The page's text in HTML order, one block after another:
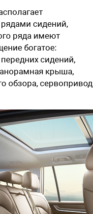
сидений,
ряда имеют
богатое:
сидений,
крыша,
обзора, сервопривод